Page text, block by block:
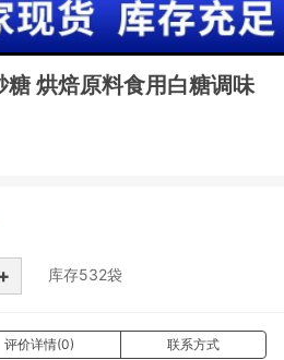
烘焙原料食用白糖调味
库存532袋
评价详情(0) 联系方式